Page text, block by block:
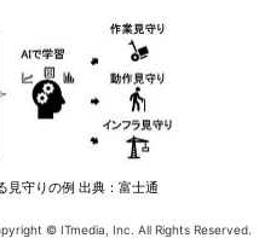
見守りの例 出典：富士通
© ITmedia, Inc. All Rights Reserved.